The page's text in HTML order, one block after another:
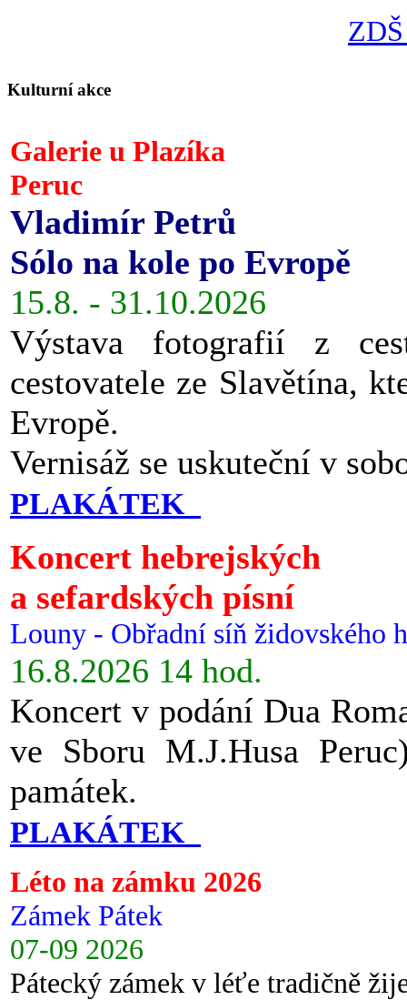
Kulturní akce
Galerie u Plazíka
Peruc
Vladimír Petrů
Sólo na kole po Evropě
15.8. - 31.10.2026
Výstava fotografií z
cestovatele ze Slavětína,
Evropě.
Vernisáž se uskuteční v
PLAKÁTEK
Koncert hebrejských
a sefardských písní
Louny - Obřadní síň židovského
16.8.2026 14 hod.
Koncert v podání Dua
ve Sboru M.J.Husa
památek.
PLAKÁTEK
Léto na zámku 2026
Zámek Pátek
07-09 2026
Pátecký zámek v léťe tradičně